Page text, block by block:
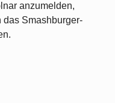
anzumelden,
das Smashburger-